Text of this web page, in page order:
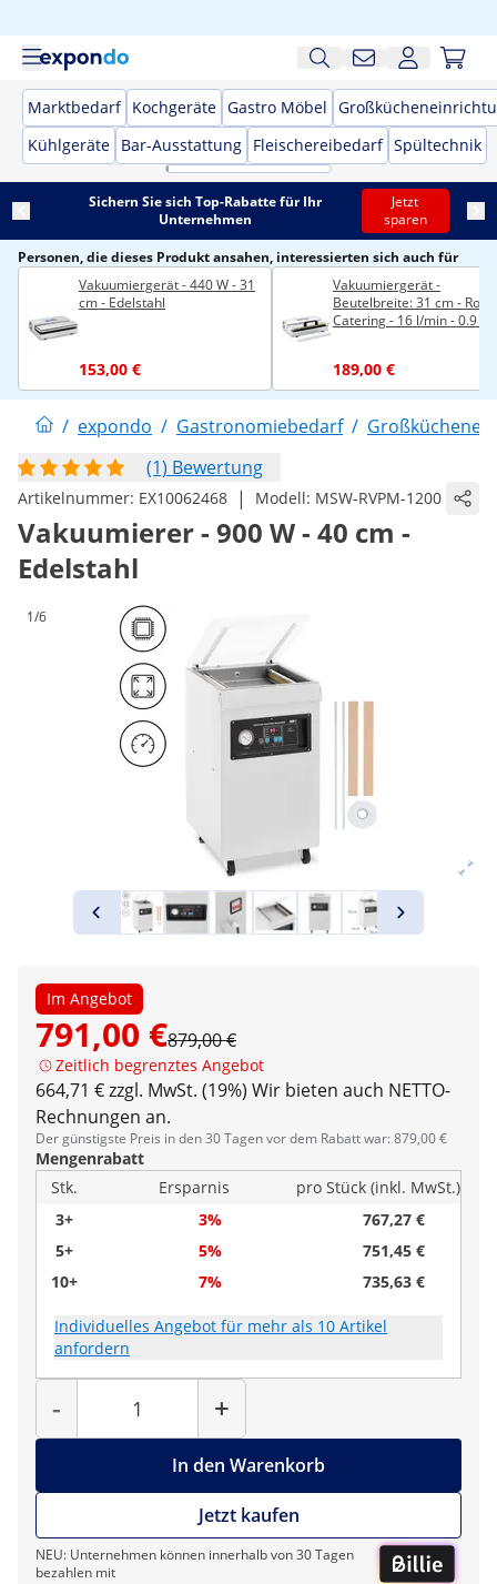
Marktbedarf Kochgeräte Gastro Möbel
Kühlgeräte Bar-Ausstattung Fleischereibedarf Spültechnik
Sichern Sie sich Top-Rabatte für Ihr
Unternehmen
Jetzt
sparen
Personen, die dieses Produkt ansahen, interessierten sich auch für
Vakuumiergerät - 440 W - 31
cm - Edelstahl
153,00 €
Vakuumiergerät -
Beutelbreite: 31 cm - Royal
Catering - 16 l/min - 0.9
189,00 €
/ expondo / Gastronomiebedarf /
(1) Bewertung
Artikelnummer: EX10062468 | Modell: MSW-RVPM-1200
Vakuumierer - 900 W - 40 cm -
Edelstahl
1/6
Im Angebot
791,00 €879,00 €
Zeitlich begrenztes Angebot
664,71 € zzgl. MwSt. (19%) Wir bieten auch NETTO-
Rechnungen an.
Der günstigste Preis in den 30 Tagen vor dem Rabatt war: 879,00 €
Mengenrabatt
Stk.
Ersparnis
pro Stück (inkl. MwSt.)
3+
3%
767,27 €
5+
5%
751,45 €
10+
7% 735,63 €
Individuelles Angebot für mehr als 10 Artikel
anfordern
-
Menge
+
In den Warenkorb
Jetzt kaufen
NEU: Unternehmen können innerhalb von 30 Tagen
bezahlen mit